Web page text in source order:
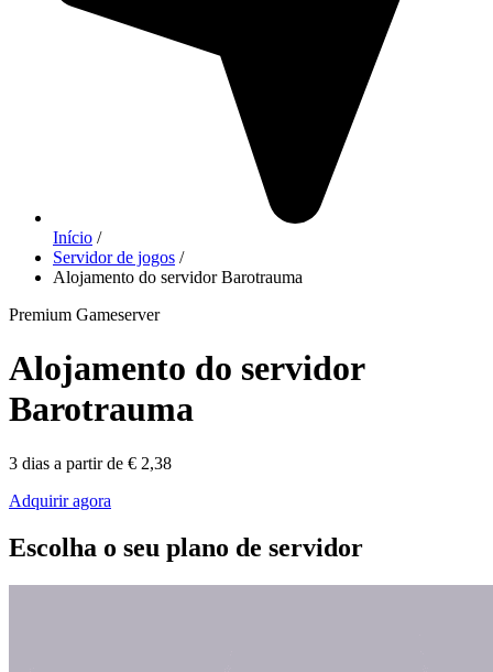
Início /
Servidor de jogos /
Alojamento do servidor Barotrauma
Premium Gameserver
Alojamento do servidor
Barotrauma
3 dias a partir de € 2,38
Adquirir agora
Escolha o seu plano de servidor